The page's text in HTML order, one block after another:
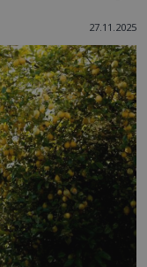
27.11.2025